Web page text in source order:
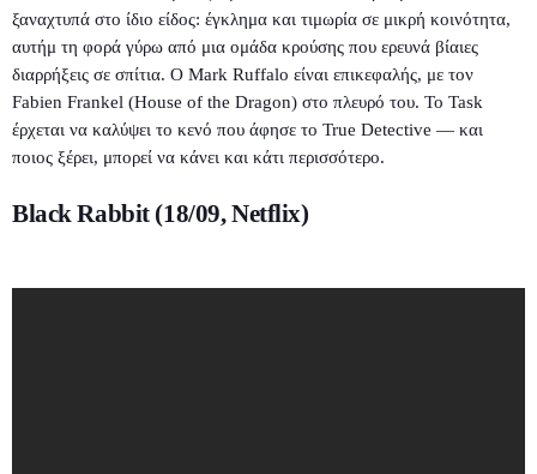
ξαναχτυπά στο ίδιο είδος: έγκλημα και τιμωρία σε μικρή κοινότητα,
αυτήμ τη φορά γύρω από μια ομάδα κρούσης που ερευνά βίαιες
διαρρήξεις σε σπίτια. Ο Mark Ruffalo είναι επικεφαλής, με τον
Fabien Frankel (House of the Dragon) στο πλευρό του. Το Task
έρχεται να καλύψει το κενό που άφησε το True Detective — και
ποιος ξέρει, μπορεί να κάνει και κάτι περισσότερο.
Black Rabbit (18/09, Netflix)